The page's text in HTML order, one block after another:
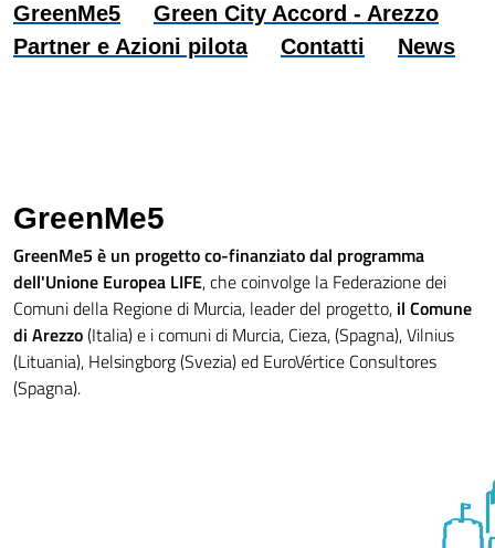
GreenMe5
Green City Accord - Arezzo
Partner e Azioni pilota
Contatti News
GreenMe5
GreenMe5 è un progetto co-finanziato dal programma
dell'Unione Europea LIFE, che coinvolge la Federazione dei
Comuni della Regione di Murcia, leader del progetto, il Comune
di Arezzo(Italia) e i comuni di Murcia, Cieza, (Spagna), Vilnius
(Lituania), Helsingborg (Svezia) ed EuroVértice Consultores
(Spagna).